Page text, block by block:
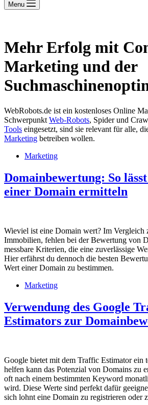
Menu
Mehr Erfolg mit
Marketing und der
WebRobots.de ist ein kostenloses Online
Schwerpunkt Web-Robots, Spider und
Tools eingesetzt, sind sie relevant für alle,
Marketing betreiben wollen.
Marketing
Domainbewertung: So
einer Domain ermitteln
Wieviel ist eine Domain wert? Im Vergleich
Immobilien, fehlen bei der Bewertung von
messbare Kriterien, die eine zuverlässige
Hier erfährst du dennoch die besten
Wert einer Domain zu bestimmen.
Marketing
Verwendung des Google
Estimators zur
Google bietet mit dem Traffic Estimator ein
helfen kann das Potenzial von Domains zu
oft nach einem bestimmten Keyword
wird. Diese Werte sind perfekt dafür
sich lohnt eine Domain zu registrieren oder